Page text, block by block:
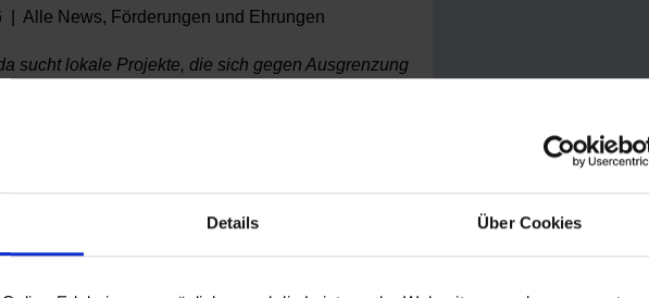
Details Über Cookies
|Alle News, Förderungen und Ehrungen
sucht lokale Projekte, die sich gegen Ausgrenzung
Jahr wird der Preis für Vielfalt und Teilhabe der
Personen und Organisationen, die sich für eine